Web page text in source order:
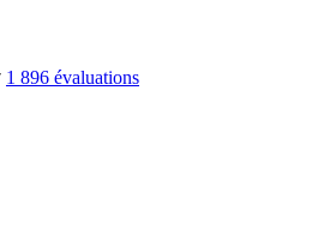
1 896 évaluations